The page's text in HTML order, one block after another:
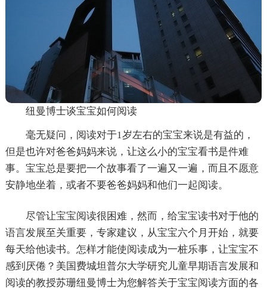
纽曼博士谈宝宝如何阅读
毫无疑问，阅读对于1岁左右的宝宝来说是有益的，
但是也许对爸爸妈妈来说，让这么小的宝宝看书是件难
事。宝宝总是要把一个故事看了一遍又一遍，而且不愿意
安静地坐着，或者不要爸爸妈妈和他们一起阅读。
尽管让宝宝阅读很困难，然而，给宝宝读书对于他的
语言发展至关重要，专家建议，从宝宝六个月开始，就要
每天给他读书。怎样才能使阅读成为一桩乐事，让宝宝不
感到厌倦？美国费城坦普尔大学研究儿童早期语言发展和
阅读的教授苏珊纽曼博士为您解答关于宝宝阅读方面的各